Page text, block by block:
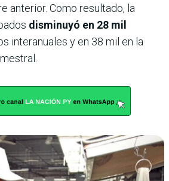
anterior. Como resultado, la
disminuyó en 28 mil
interanuales y en 38 mil en la